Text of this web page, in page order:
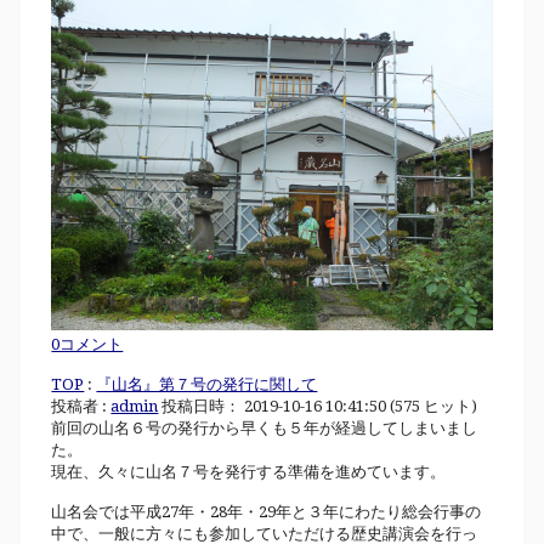
0コメント
TOP :
『山名』第７号の発行に関して
投稿者 :admin 投稿日時： 2019-10-16 10:41:50 (575 ヒット)
前回の山名６号の発行から早くも５年が経過してしまいまし
た。
現在、久々に山名７号を発行する準備を進めています。
山名会では平成27年・28年・29年と３年にわたり総会行事の
中で、一般に方々にも参加していただける歴史講演会を行っ